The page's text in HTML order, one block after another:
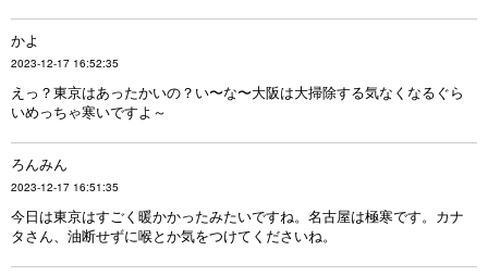
かよ
2023-12-17 16:52:35
えっ？東京はあったかいの？い〜な〜大阪は大掃除する気なくなるぐら
いめっちゃ寒いですよ～
ろんみん
2023-12-17 16:51:35
今日は東京はすごく暖かかったみたいですね。名古屋は極寒です。カナ
タさん、油断せずに喉とか気をつけてくださいね。